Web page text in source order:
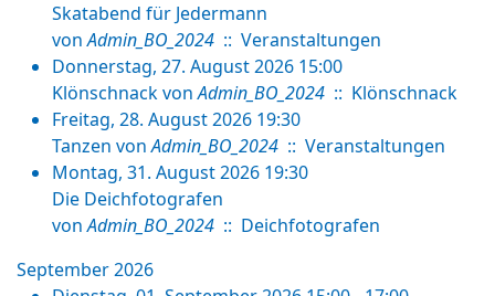
Skatabend für Jedermann
von Admin_BO_2024 :: Veranstaltungen
Donnerstag, 27. August 2026 15:00
Klönschnackvon Admin_BO_2024 :: Klönschnack
Freitag, 28. August 2026 19:30
Tanzen von Admin_BO_2024 :: Veranstaltungen
Montag, 31. August 2026 19:30
Die Deichfotografen
von Admin_BO_2024 :: Deichfotografen
September 2026